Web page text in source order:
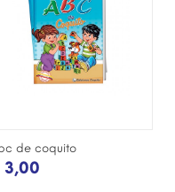
de coquito
3,00